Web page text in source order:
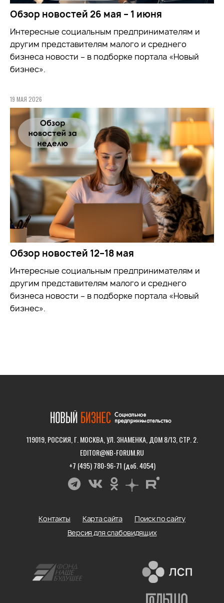
Обзор новостей 26 мая – 1 июня
Интересные социальным предпринимателям и
другим представителям малого и среднего
бизнеса новости – в подборке портала «Новый
бизнес».
19 МАЯ 2026
Обзор новостей 12–18 мая
Интересные социальным предпринимателям и
другим представителям малого и среднего
бизнеса новости – в подборке портала «Новый
бизнес».
119019, РОССИЯ, Г. МОСКВА, УЛ. ЗНАМЕНКА, ДОМ 8/13, СТР. 2.
EDITOR@NB-FORUM.RU
+7 (495) 780-96-71 (доб. 4054)
Контакты Карта сайта
Поиск по сайту
Версия для слабовидящих